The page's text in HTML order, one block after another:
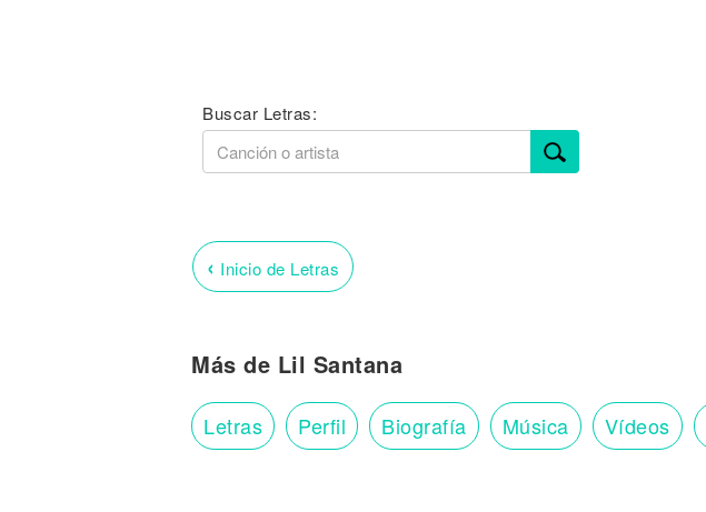
Buscar Letras:
‹ Inicio de Letras
Más de Lil Santana
Letras Perfil Biografía Música Vídeos